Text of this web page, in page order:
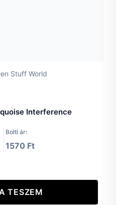
Stuff World
Interference
Bolti ár:
1570 Ft
TESZEM